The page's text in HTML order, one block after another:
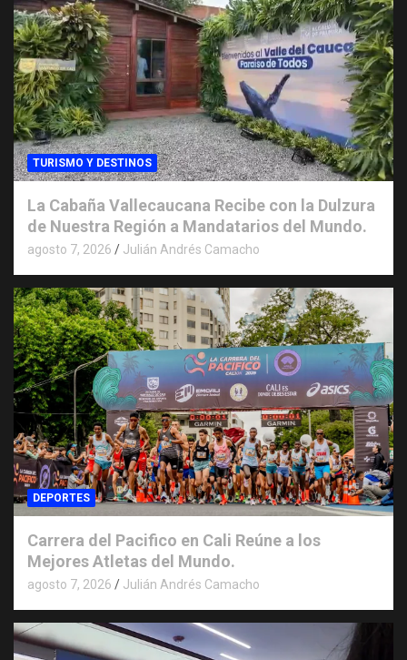
TURISMO Y DESTINOS
La Cabaña Vallecaucana Recibe con la Dulzura
de Nuestra Región a Mandatarios del Mundo.
agosto 7, 2026 Julián Andrés Camacho
DEPORTES
Carrera del Pacifico en Cali Reúne a los
Mejores Atletas del Mundo.
agosto 7, 2026 Julián Andrés Camacho